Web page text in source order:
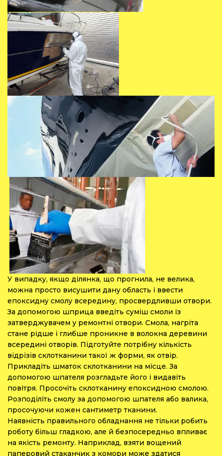
У випадку, якщо ділянка, що прогнила, не велика,
можна просто висушити дану область і ввести
епоксидну смолу всередину, просвердливши отвори.
За допомогою шприца введіть суміш смоли із
затверджувачем у ремонтні отвори. Смола, нагріта
стане рідше і глибше проникне в волокна деревини
всередині отворів. Підготуйте потрібну кількість
відрізів склотканини такої ж форми, як отвір.
Прикладіть шматок склотканини на місце. За
допомогою шпателя розгладьте його і видавіть
повітря. Просочіть склотканину епоксидною смолою.
Розподіліть смолу за допомогою шпателя або валика,
просочуючи кожен сантиметр тканини.
Наявність правильного обладнання не тільки робить
роботу більш гладкою, але й безпосередньо впливає
на якість ремонту. Наприклад, взяти вощений
паперовий стаканчик з комори може здатися